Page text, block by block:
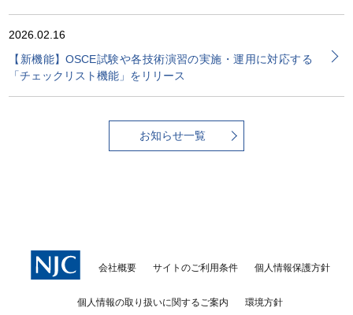
2026.02.16
【新機能】OSCE試験や各技術演習の実施・運用に対応する
「チェックリスト機能」をリリース
お知らせ一覧
会社概要 サイトのご利用条件 個人情報保護方針
個人情報の取り扱いに関するご案内 環境方針